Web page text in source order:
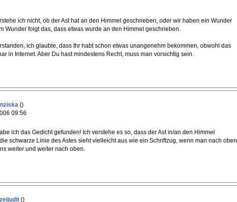
ich nicht, ob der Ast hat an den Himmel geschrieben, oder wir haben ein Wunder
Wunder folgt das, dass etwas wurde an den Himmel geschrieben.
ich glaubte, dass Ihr habt schon etwas unangenehm bekommen, obwohl das
in Internet. Aber Du hast mindestens Recht, muss man vorsichtig sein.
()
09:56
ich das Gedicht gefunden! Ich verstehe es so, dass der Ast in/an den Himmel
schwarze Linie des Astes sieht vielleicht aus wie ein Schriftzug, wenn man nach oben
weiter und weiter nach oben.
()